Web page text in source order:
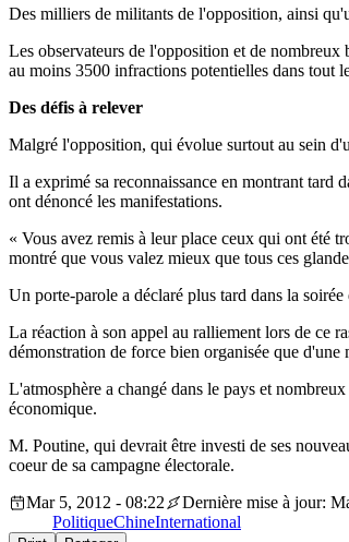
Des milliers de militants de l'opposition, ainsi
Les observateurs de l'opposition et de
au moins 3500 infractions potentielles dans tout
Des défis à relever
Malgré l'opposition, qui évolue surtout au sein
Il a exprimé sa reconnaissance en montrant tard
ont dénoncé les manifestations.
« Vous avez remis à leur place ceux qui ont été
montré que vous valez mieux que tous ces
Un porte-parole a déclaré plus tard dans la
La réaction à son appel au ralliement lors de ce
démonstration de force bien organisée que d'une
L'atmosphère a changé dans le pays et
économique.
M. Poutine, qui devrait être investi de ses
coeur de sa campagne électorale.
Mar 5, 2012 - 08:22
Dernière mise à jour:
PolitiqueChineInternational